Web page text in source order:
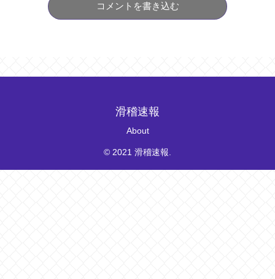
コメントを書き込む
滑稽速報
About
© 2021 滑稽速報.